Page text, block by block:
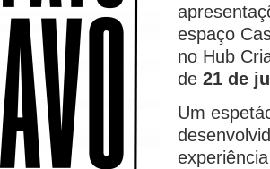
espaço
no Hub
de 21 de
Um